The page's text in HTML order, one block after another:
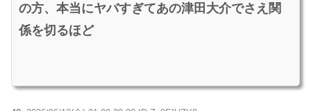
の方、本当にヤバすぎてあの津田大介でさえ関
係を切るほど